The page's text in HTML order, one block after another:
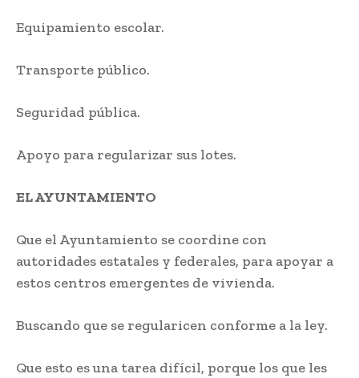
Equipamiento escolar.
Transporte público.
Seguridad pública.
Apoyo para regularizar sus lotes.
EL AYUNTAMIENTO
Que el Ayuntamiento se coordine con
autoridades estatales y federales, para apoyar a
estos centros emergentes de vivienda.
Buscando que se regularicen conforme a la ley.
Que esto es una tarea difícil, porque los que les